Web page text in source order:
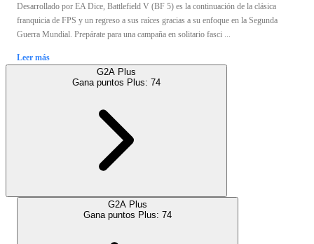
Desarrollado por EA Dice, Battlefield V (BF 5) es la continuación de la clásica
franquicia de FPS y un regreso a sus raíces gracias a su enfoque en la Segunda
Guerra Mundial. Prepárate para una campaña en solitario fasci ...
Leer más
G2A Plus
Gana puntos Plus: 74
G2A Plus
Gana puntos Plus: 74